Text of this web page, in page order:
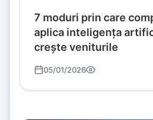
7 moduri prin care
aplica inteligența
crește veniturile
05/01/2026